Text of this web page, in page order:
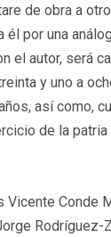
de obra a
por una
el autor, será
y uno a
así como,
de la
Vicente Conde
Rodríguez-